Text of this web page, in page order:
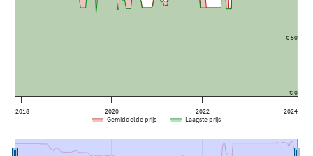
2018 2020 2022 2024
€ 0
€ 50
Gemiddelde prijs Laagste prijs